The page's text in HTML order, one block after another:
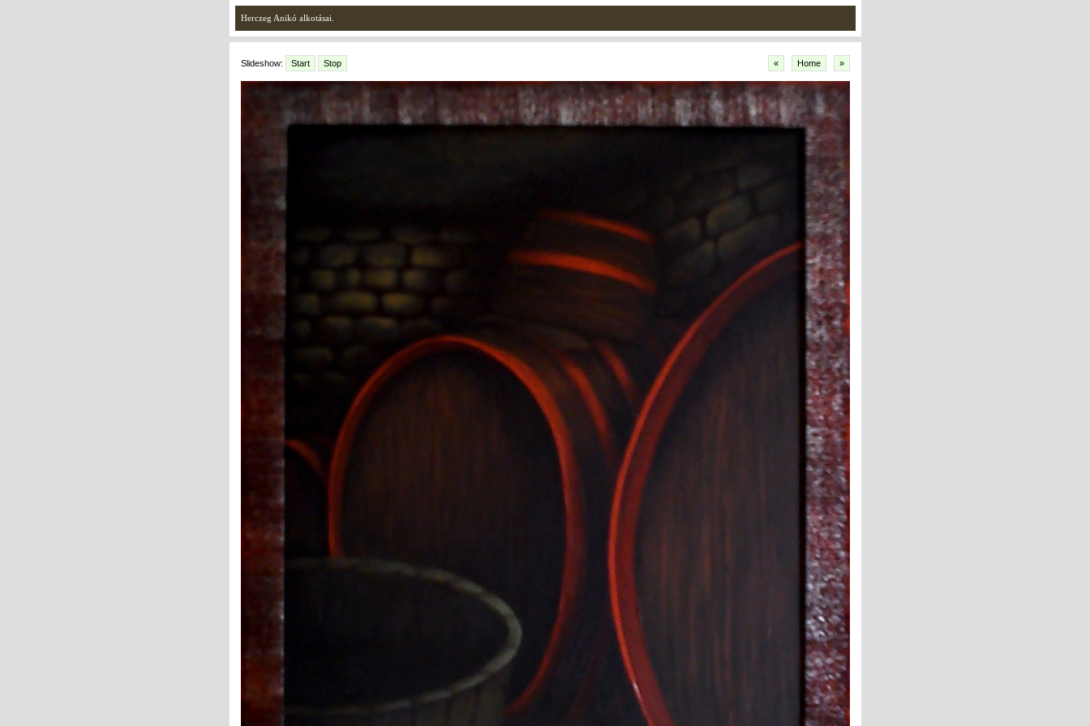
Herczeg Anikó alkotásai.
Slideshow: Start Stop « Home »